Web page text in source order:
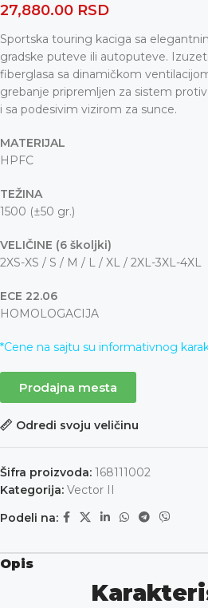
27,880.00 RSD
Sportska touring kaciga sa
gradske puteve ili autoputeve.
fiberglasa sa dinamičkom
grebanje pripremljen za sistem
i sa podesivim vizirom za sunce.
MATERIJAL
HPFC
TEŽINA
1500 (±50 gr.)
VELIČINE (6 školjki)
2XS-XS / S / M / L / XL / 2XL-3XL-4XL
ECE 22.06
HOMOLOGACIJA
*Cene na sajtu su informativnog
Prodajna mesta
Odredi svoju veličinu
Šifra proizvoda: 168111002
Kategorija: Vector II
Podeli na:
Opis